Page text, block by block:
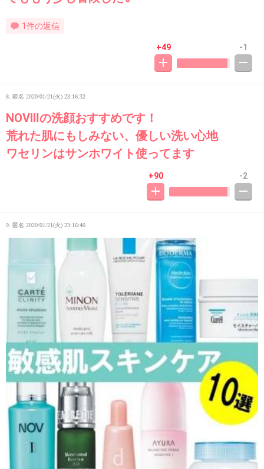
1件の返信
+49 -1
8. 匿名 2020/01/21(火) 23:16:32
NOVⅢの洗顔おすすめです！
荒れた肌にもしみない、優しい洗い心地
ワセリンはサンホワイト使ってます
+90 -2
9. 匿名 2020/01/21(火) 23:16:40